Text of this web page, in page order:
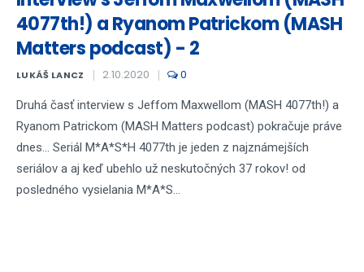
4077th!) a Ryanom Patrickom (MASH
Matters podcast) - 2
LUKÁŠ LANCZ 2.10.2020 0
Druhá časť interview s Jeffom Maxwellom (MASH 4077th!) a
Ryanom Patrickom (MASH Matters podcast) pokračuje práve
dnes... Seriál M*A*S*H 4077th je jeden z najznámejších
seriálov a aj keď ubehlo už neskutočných 37 rokov! od
posledného vysielania M*A*S...